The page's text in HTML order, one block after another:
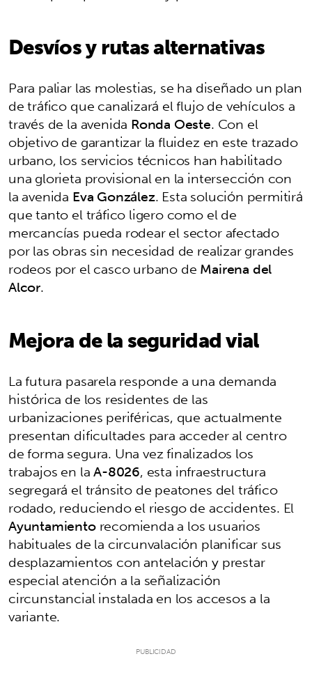
Desvíos y rutas alternativas
Para paliar las molestias, se ha diseñado un plan
de tráfico que canalizará el flujo de vehículos a
través de la avenida Ronda Oeste. Con el
objetivo de garantizar la fluidez en este trazado
urbano, los servicios técnicos han habilitado
una glorieta provisional en la intersección con
la avenida Eva González. Esta solución permitirá
que tanto el tráfico ligero como el de
mercancías pueda rodear el sector afectado
por las obras sin necesidad de realizar grandes
rodeos por el casco urbano deMairena del
Alcor.
Mejora de la seguridad vial
La futura pasarela responde a una demanda
histórica de los residentes de las
urbanizaciones periféricas, que actualmente
presentan dificultades para acceder al centro
de forma segura. Una vez finalizados los
trabajos en laA-8026, esta infraestructura
segregará el tránsito de peatones del tráfico
rodado, reduciendo el riesgo de accidentes. El
Ayuntamientorecomienda a los usuarios
habituales de la circunvalación planificar sus
desplazamientos con antelación y prestar
especial atención a la señalización
circunstancial instalada en los accesos a la
variante.